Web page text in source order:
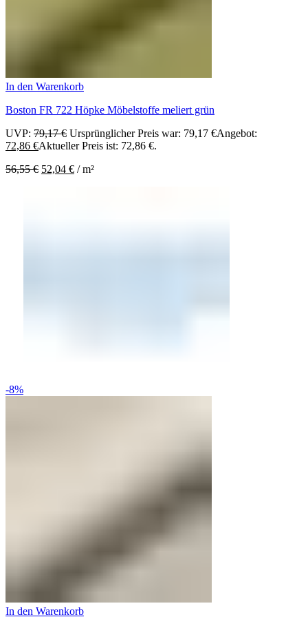
In den Warenkorb
Boston FR 722 Höpke Möbelstoffe meliert grün
UVP: 79,17€ Ursprünglicher Preis war: 79,17 €Angebot:
72,86 €Aktueller Preis ist: 72,86 €.
56,55€ 52,04 € /m²
-8%
In den Warenkorb